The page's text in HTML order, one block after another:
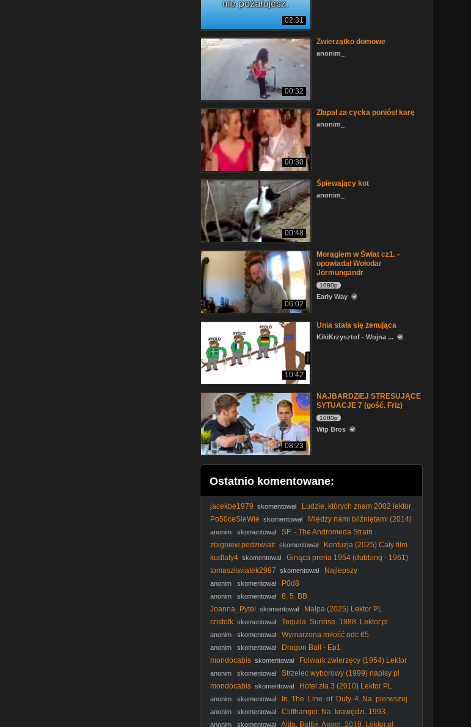
02:31
00:32
Zwierzątko domowe
anonim_
00:30
Złapał za cycka poniósł karę
anonim_
00:48
Śpiewający kot
anonim_
06:02
Morągiem w Świat cz1. -
opowiadał Wołodar
Jörmungandr
1080p
Early Way
10:42
Unia stała się żenująca
KikiKrzysztof - Wojna ...
08:23
NAJBARDZIEJ STRESUJĄCE
SYTUACJE 7 (gość. Friz)
1080p
Wip Bros
Ostatnio komentowane:
jacekbe1979 skomentował
Ludzie, których znam 2002 lektor
pl
Po50ceSieWie skomentował
Między nami bliźniętami (2014)
[Lektor PL] - The Skeleton Twins
anonim skomentował
SF. - The Andromeda Strain .
Tajemnica. Andromedy. (1971) lektor
zbigniew.pedziwiatr skomentował
Konfuzja (2025) Cały film
PL
kudlaty4 skomentował
Ginąca preria 1954 (dubbing - 1961)
tomaszkwiatek2987 skomentował Najlepszy
anonim skomentował P0d8
anonim skomentował
8. 5. BB
Joanna_Pytel
skomentował
Małpa (2025) Lektor PL
cristofk skomentował Tequila. Sunrise. 1988. Lektor.pl
anonim skomentował Wymarzona miłość odc 65
anonim skomentował
Dragon Ball - Ep1
mondocabis skomentował
Folwark zwierzęcy (1954) Lektor
anonim skomentował
Strzelec wyborowy (1999) napisy pl
mondocabis skomentował Hotel zła 3 (2010) Lektor PL
anonim skomentował
In. The. Line. of. Duty. 4. Na. pierwszej.
linii. 4. 1989. Lektor.pl
anonim skomentował
Cliffhanger. Na. krawędzi. 1993.
Lektor.pl
anonim skomentował Alita. Battle. Angel. 2019. Lektor.pl